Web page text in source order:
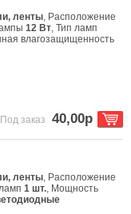
ленты, Расположение
12 Вт, Тип ламп
влагозащищенность
Под заказ 40,00р
ленты, Расположение
ламп1 шт., Мощность